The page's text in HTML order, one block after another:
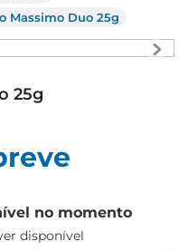
Massimo Duo 25g
25g
no momento
disponível